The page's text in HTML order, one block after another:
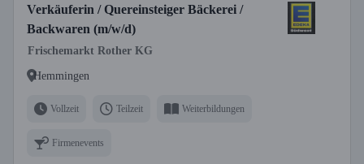
Verkäuferin / Quereinsteiger Bäckerei /
Backwaren (m/w/d)
Frischemarkt Rother KG
Hemmingen
Vollzeit Teilzeit Weiterbildungen
Firmenevents